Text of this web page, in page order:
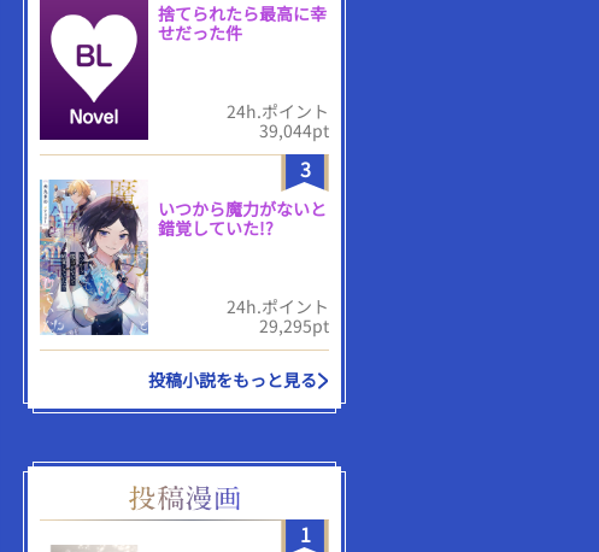
捨てられたら最高に幸
せだった件
24h.ポイント
39,044pt
3
いつから魔力がないと
錯覚していた!?
24h.ポイント
29,295pt
投稿小説をもっと見る
1